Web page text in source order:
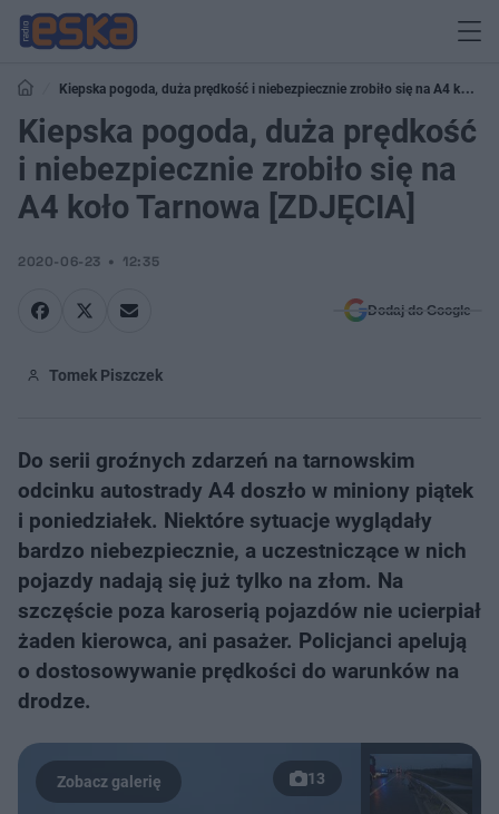
Kiepska pogoda, duża prędkość i niebezpiecznie zrobiło się na A4 koło
Tarnowa [ZDJĘCIA]
Kiepska pogoda, duża prędkość
i niebezpiecznie zrobiło się na
A4 koło Tarnowa [ZDJĘCIA]
2020-06-23 12:35
Dodaj do Google
Tomek Piszczek
Do serii groźnych zdarzeń na tarnowskim
odcinku autostrady A4 doszło w miniony piątek
i poniedziałek. Niektóre sytuacje wyglądały
bardzo niebezpiecznie, a uczestniczące w nich
pojazdy nadają się już tylko na złom. Na
szczęście poza karoserią pojazdów nie ucierpiał
żaden kierowca, ani pasażer. Policjanci apelują
o dostosowywanie prędkości do warunków na
drodze.
13